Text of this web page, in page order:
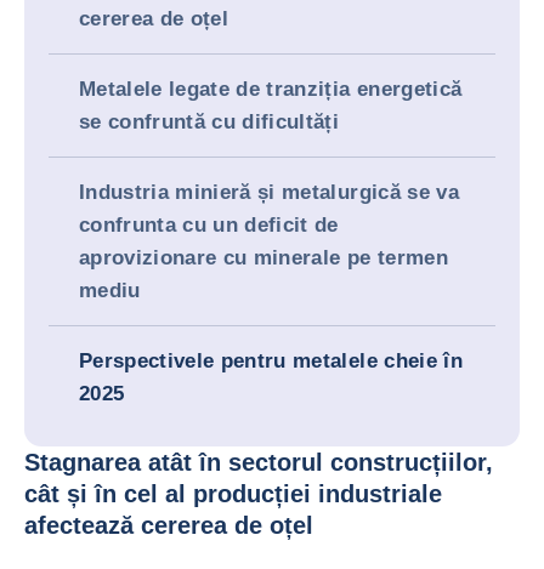
cererea de oțel
Metalele legate de tranziția energetică
se confruntă cu dificultăți
Industria minieră și metalurgică se va
confrunta cu un deficit de
aprovizionare cu minerale pe termen
mediu
Perspectivele pentru metalele cheie în
2025
Stagnarea atât în sectorul construcțiilor,
cât și în cel al producției industriale
afectează cererea de oțel